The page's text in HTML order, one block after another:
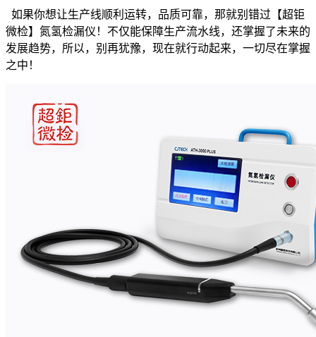
如果你想让生产线顺利运转，品质可靠，那就别错过【超钜
微检】氮氢检漏仪！不仅能保障生产流水线，还掌握了未来的
发展趋势，所以，别再犹豫，现在就行动起来，一切尽在掌握
之中！